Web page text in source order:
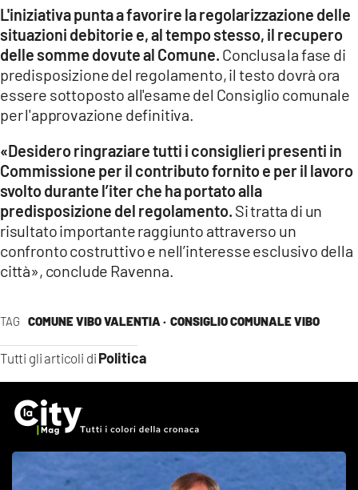
TAG COMUNE VIBO VALENTIA · CONSIGLIO COMUNALE VIBO
Tutti gli articoli di Politica
L'iniziativa punta a favorire la regolarizzazione delle
situazioni debitorie e, al tempo stesso, il recupero
delle somme dovute al Comune. Conclusa la fase di
predisposizione del regolamento, il testo dovrà ora
essere sottoposto all'esame del Consiglio comunale
per l'approvazione definitiva.
«Desidero ringraziare tutti i consiglieri presenti in
Commissione per il contributo fornito e per il lavoro
svolto durante l’iter che ha portato alla
predisposizione del regolamento. Si tratta di un
risultato importante raggiunto attraverso un
confronto costruttivo e nell’interesse esclusivo della
città», conclude Ravenna.